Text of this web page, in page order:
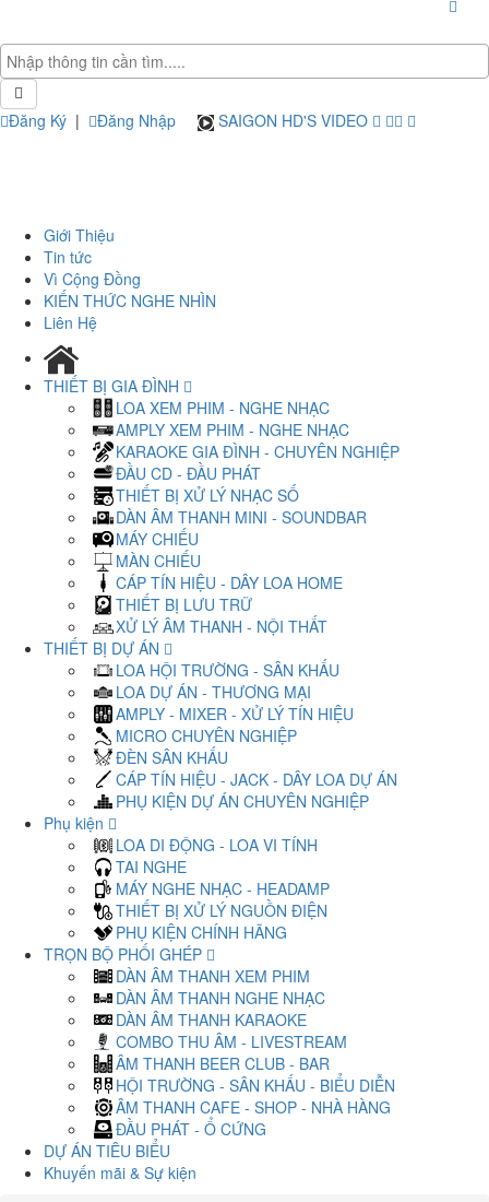
Đăng Ký | Đăng Nhập SAIGON HD'S VIDEO
Giới Thiệu
Tin tức
Vì Cộng Đồng
KIẾN THỨC NGHE NHÌN
Liên Hệ
THIẾT BỊ GIA ĐÌNH
LOA XEM PHIM - NGHE NHẠC
AMPLY XEM PHIM - NGHE NHẠC
KARAOKE GIA ĐÌNH - CHUYÊN NGHIỆP
ĐẦU CD - ĐẦU PHÁT
THIẾT BỊ XỬ LÝ NHẠC SỐ
DÀN ÂM THANH MINI - SOUNDBAR
MÁY CHIẾU
MÀN CHIẾU
CÁP TÍN HIỆU - DÂY LOA HOME
THIẾT BỊ LƯU TRỮ
XỬ LÝ ÂM THANH - NỘI THẤT
THIẾT BỊ DỰ ÁN
LOA HỘI TRƯỜNG - SÂN KHẤU
LOA DỰ ÁN - THƯƠNG MẠI
AMPLY - MIXER - XỬ LÝ TÍN HIỆU
MICRO CHUYÊN NGHIỆP
ĐÈN SÂN KHẤU
CÁP TÍN HIỆU - JACK - DÂY LOA DỰ ÁN
PHỤ KIỆN DỰ ÁN CHUYÊN NGHIỆP
Phụ kiện
LOA DI ĐỘNG - LOA VI TÍNH
TAI NGHE
MÁY NGHE NHẠC - HEADAMP
THIẾT BỊ XỬ LÝ NGUỒN ĐIỆN
PHỤ KIỆN CHÍNH HÃNG
TRỌN BỘ PHỐI GHÉP
DÀN ÂM THANH XEM PHIM
DÀN ÂM THANH NGHE NHẠC
DÀN ÂM THANH KARAOKE
COMBO THU ÂM - LIVESTREAM
ÂM THANH BEER CLUB - BAR
HỘI TRƯỜNG - SÂN KHẤU - BIỂU DIỄN
ÂM THANH CAFE - SHOP - NHÀ HÀNG
ĐẦU PHÁT - Ổ CỨNG
DỰ ÁN TIÊU BIỂU
Khuyến mãi & Sự kiện